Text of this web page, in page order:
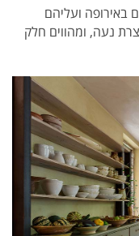
באירופה ועליהם
נעה, ומהווים חלק